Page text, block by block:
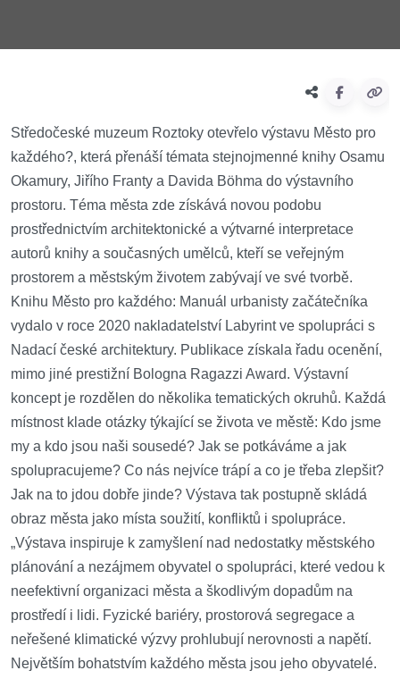
Středočeské muzeum Roztoky otevřelo výstavu Město pro
každého?, která přenáší témata stejnojmenné knihy Osamu
Okamury, Jiřího Franty a Davida Böhma do výstavního
prostoru. Téma města zde získává novou podobu
prostřednictvím architektonické a výtvarné interpretace
autorů knihy a současných umělců, kteří se veřejným
prostorem a městským životem zabývají ve své tvorbě.
Knihu Město pro každého: Manuál urbanisty začátečníka
vydalo v roce 2020 nakladatelství Labyrint ve spolupráci s
Nadací české architektury. Publikace získala řadu ocenění,
mimo jiné prestižní Bologna Ragazzi Award. Výstavní
koncept je rozdělen do několika tematických okruhů. Každá
místnost klade otázky týkající se života ve městě: Kdo jsme
my a kdo jsou naši sousedé? Jak se potkáváme a jak
spolupracujeme? Co nás nejvíce trápí a co je třeba zlepšit?
Jak na to jdou dobře jinde? Výstava tak postupně skládá
obraz města jako místa soužití, konfliktů i spolupráce.
„Výstava inspiruje k zamyšlení nad nedostatky městského
plánování a nezájmem obyvatel o spolupráci, které vedou k
neefektivní organizaci města a škodlivým dopadům na
prostředí i lidi. Fyzické bariéry, prostorová segregace a
neřešené klimatické výzvy prohlubují nerovnosti a napětí.
Největším bohatstvím každého města jsou jeho obyvatelé.